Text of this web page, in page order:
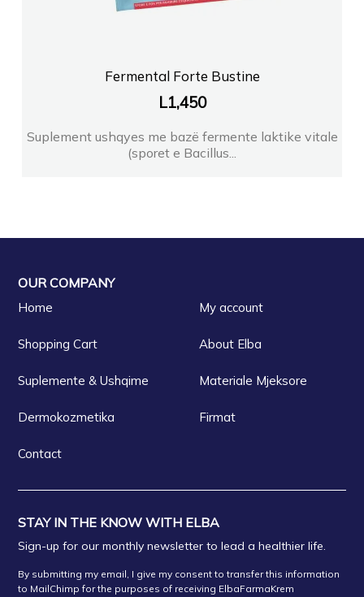
FARMACI ELIDA CALI SR
FARMACI VJOLA Rr EL
Farmaci Idi 4
Fermental Forte Bustine
L1,450
Suplement ushqyes me bazë fermente laktike vitale
(sporet e Bacillus...
OUR COMPANY
Home My account
Shopping Cart About Elba
Suplemente & Ushqime Materiale Mjeksore
Dermokozmetika Firmat
Contact
STAY IN THE KNOW WITH ELBA
Sign-up for our monthly newsletter to lead a healthier life.
By submitting my email, I give my consent to transfer this information
to MailChimp for the purposes of receiving ElbaFarmaKrem